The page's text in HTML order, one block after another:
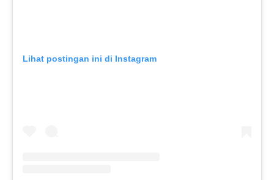
Lihat postingan ini di Instagram